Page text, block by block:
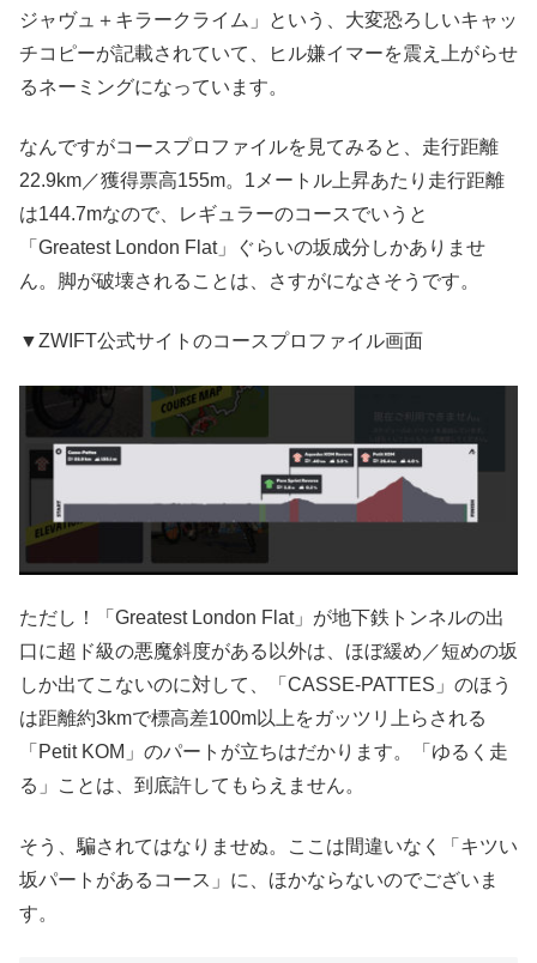
ジャヴュ＋キラークライム」という、大変恐ろしいキャッ
チコピーが記載されていて、ヒル嫌イマーを震え上がらせ
るネーミングになっています。
なんですがコースプロファイルを見てみると、走行距離
22.9km／獲得票高155m。1メートル上昇あたり走行距離
は144.7mなので、レギュラーのコースでいうと
「Greatest London Flat」ぐらいの坂成分しかありませ
ん。脚が破壊されることは、さすがになさそうです。
▼ZWIFT公式サイトのコースプロファイル画面
ただし！「Greatest London Flat」が地下鉄トンネルの出
口に超ド級の悪魔斜度がある以外は、ほぼ緩め／短めの坂
しか出てこないのに対して、「CASSE-PATTES」のほう
は距離約3kmで標高差100m以上をガッツリ上らされる
「Petit KOM」のパートが立ちはだかります。「ゆるく走
る」ことは、到底許してもらえません。
そう、騙されてはなりませぬ。ここは間違いなく「キツい
坂パートがあるコース」に、ほかならないのでございま
す。